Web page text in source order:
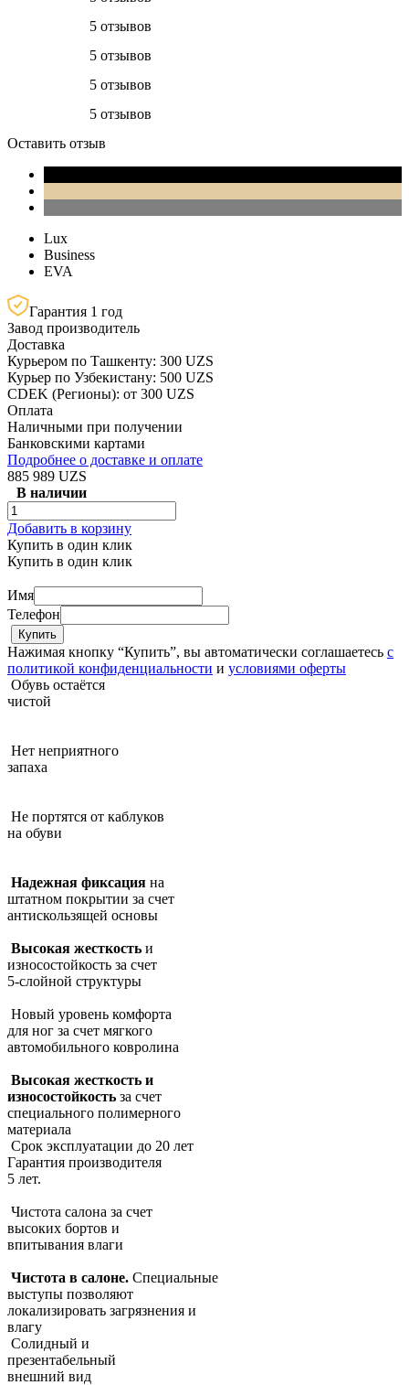
5 отзывов
5 отзывов
5 отзывов
5 отзывов
Оставить отзыв
Lux
Business
EVA
Гарантия 1 год
Завод производитель
Доставка
Курьером по Ташкенту: 300 UZS
Курьер по Узбекистану: 500 UZS
CDEK (Регионы): от 300 UZS
Оплата
Наличными при получении
Банковскими картами
Подробнее о доставке и оплате
885 989 UZS
В наличии
Добавить в корзину
Купить в один клик
Купить в один клик
Имя
Телефон
Нажимая кнопку “Купить”, вы автоматически соглашаетесь с
политикой конфиденциальности и условиями оферты
Обувь остаётся
чистой
Нет неприятного
запаха
Не портятся от каблуков
на обуви
Надежная фиксация на
штатном покрытии за счет
антискользящей основы
Высокая жесткость и
износостойкость за счет
5-слойной структуры
Новый уровень комфорта
для ног за счет мягкого
автомобильного ковролина
Высокая жесткость и
износостойкость за счет
специального полимерного
материала
Срок эксплуатации до 20 лет
Гарантия производителя
5 лет.
Чистота салона за счет
высоких бортов и
впитывания влаги
Чистота в салоне. Специальные
выступы позволяют
локализировать загрязнения и
влагу
Солидный и
презентабельный
внешний вид